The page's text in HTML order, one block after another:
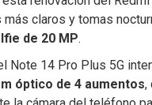
claros y tomas
de 20 MP.
Note 14 Pro Plus 5G
óptico de 4 aumentos,